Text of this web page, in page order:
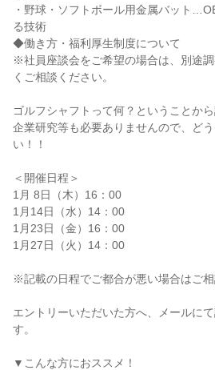
・野球・ソフトボール用金属バット
る技術
◆働き方・福利厚生制度について
※社員座談会をご希望の場合は、別途
くご相談ください。
ゴルフシャフトって何？ということか
企業研究等も必要ありませんので、ど
い！！
＜開催日程＞
1月 8日（木）16：00
1月14日（水）14：00
1月23日（金）16：00
1月27日（火）14：00
※記載の日程でご都合が悪い場合はご相
エントリーいただいた方へ、メールに
す。
▼こんな方におススメ！